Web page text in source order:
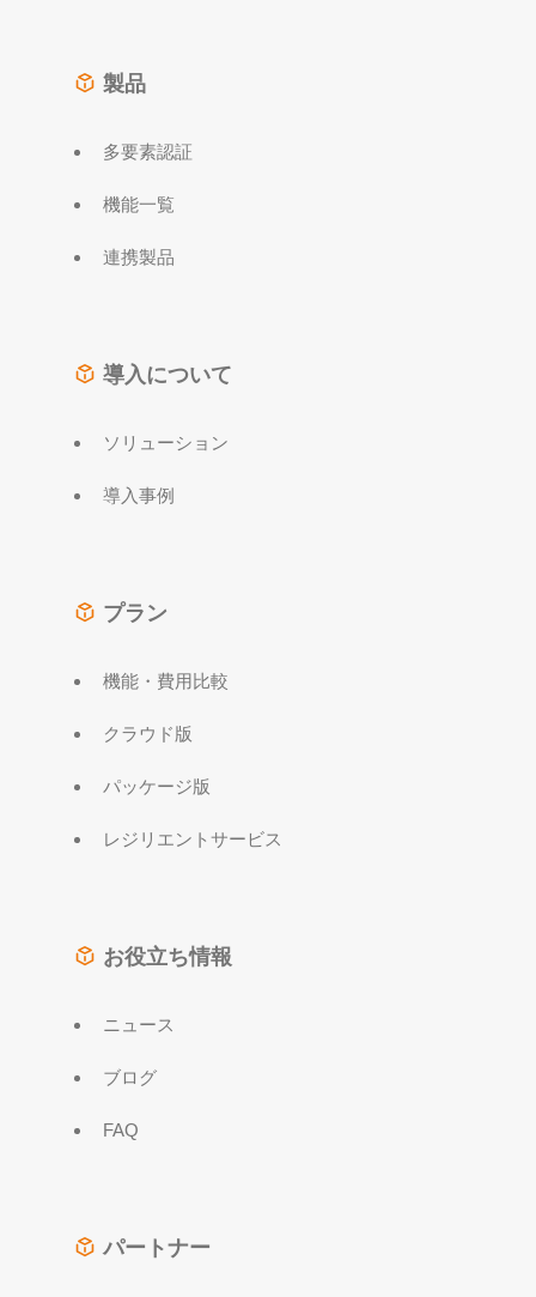
製品
多要素認証
機能一覧
連携製品
導入について
ソリューション
導入事例
プラン
機能・費用比較
クラウド版
パッケージ版
レジリエントサービス
お役立ち情報
ニュース
ブログ
FAQ
パートナー